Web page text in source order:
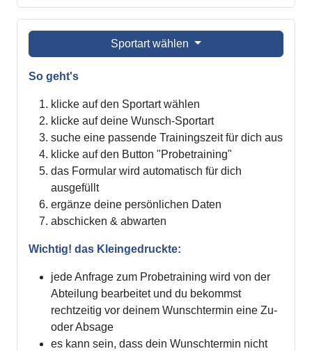
Sportart wählen
So geht's
klicke auf den Sportart wählen
klicke auf deine Wunsch-Sportart
suche eine passende Trainingszeit für dich aus
klicke auf den Button "Probetraining"
das Formular wird automatisch für dich
ausgefüllt
ergänze deine persönlichen Daten
abschicken & abwarten
Wichtig! das Kleingedruckte:
jede Anfrage zum Probetraining wird von der
Abteilung bearbeitet und du bekommst
rechtzeitig vor deinem Wunschtermin eine Zu-
oder Absage
es kann sein, dass dein Wunschtermin nicht